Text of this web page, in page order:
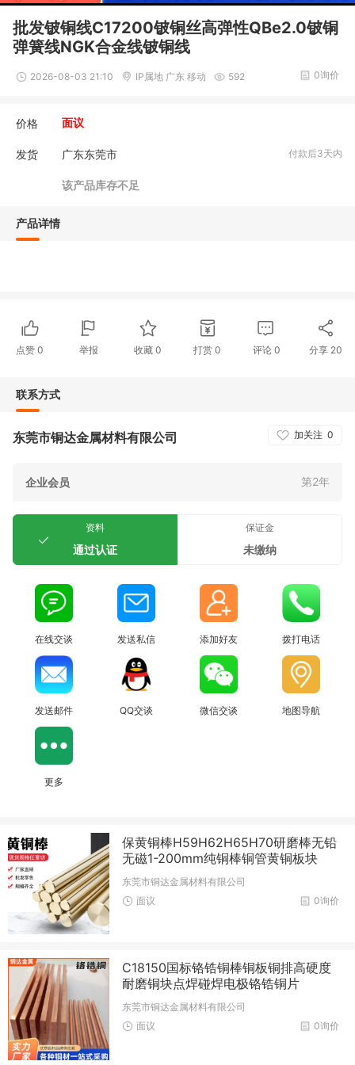
批发铍铜线C17200铍铜丝高弹性QBe2.0铍铜
弹簧线NGK合金线铍铜线
2026-08-03 21:10 IP属地 广东 移动 592 0询价
价格 面议
发货 广东东莞市 付款后3天内
该产品库存不足
产品详情
点赞 0 举报 收藏0 打赏 0 评论 0 分享 20
联系方式
加关注 0
东莞市铜达金属材料有限公司
企业会员 第2年
资料
通过认证
保证金
未缴纳
在线交谈 发送私信 添加好友 拨打电话
发送邮件 QQ交谈 微信交谈 地图导航
更多
保黄铜棒H59H62H65H70研磨棒无铅
无磁1-200mm纯铜棒铜管黄铜板块
东莞市铜达金属材料有限公司
0询价
面议
C18150国标铬锆铜棒铜板铜排高硬度
耐磨铜块点焊碰焊电极铬锆铜片
东莞市铜达金属材料有限公司
0询价
面议